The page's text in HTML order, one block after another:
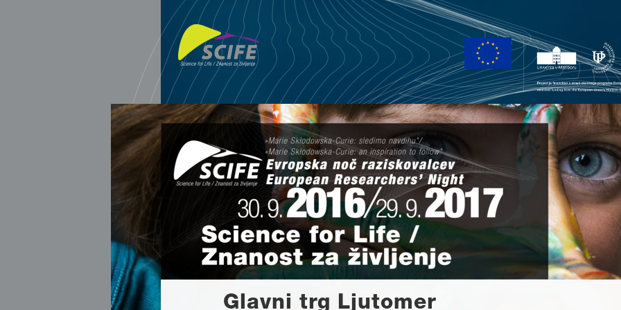
Glavni trg Ljutomer